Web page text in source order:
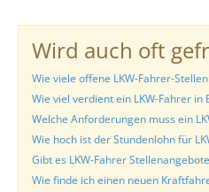
Wird auch oft
Wie viele offene LKW-Fahrer-
Wie viel verdient ein LKW-Fahrer in
Welche Anforderungen muss ein
Wie hoch ist der Stundenlohn für
Gibt es LKW-Fahrer
Wie finde ich einen neuen